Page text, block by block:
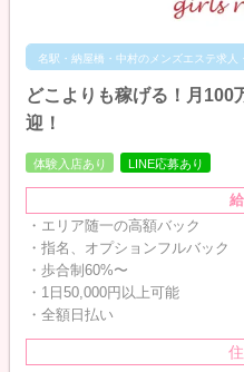
名駅・納屋橋・中村のメンズエステ求人
どこよりも稼げる！月100
迎！
体験入店あり LINE応募あり
・エリア随一の高額バック
・指名、オプションフルバック
・歩合制60%〜
・1日50,000円以上可能
・全額日払い